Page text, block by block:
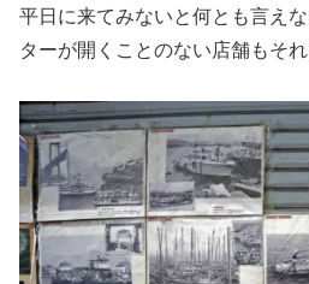
平日に来てみないと何とも言え
ターが開くことのない店舗もそ